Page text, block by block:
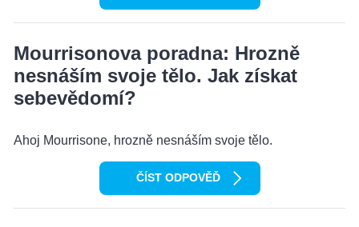
Mourrisonova poradna: Hrozně
nesnáším svoje tělo. Jak získat
sebevědomí?
Ahoj Mourrisone, hrozně nesnáším svoje tělo.
ČÍST ODPOVĚĎ